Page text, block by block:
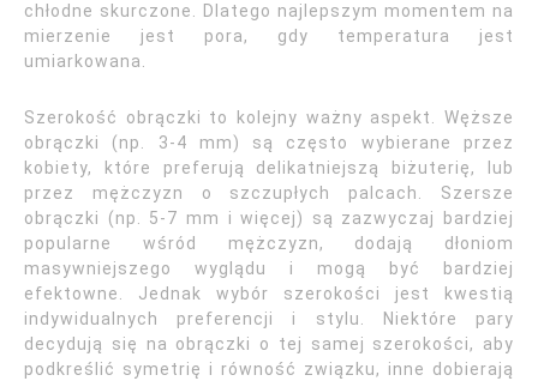
chłodne skurczone. Dlatego najlepszym momentem na
mierzenie jest pora, gdy temperatura jest
umiarkowana.
Szerokość obrączki to kolejny ważny aspekt. Węższe
obrączki (np. 3-4 mm) są często wybierane przez
kobiety, które preferują delikatniejszą biżuterię, lub
przez mężczyzn o szczupłych palcach. Szersze
obrączki (np. 5-7 mm i więcej) są zazwyczaj bardziej
popularne wśród mężczyzn, dodają dłoniom
masywniejszego wyglądu i mogą być bardziej
efektowne. Jednak wybór szerokości jest kwestią
indywidualnych preferencji i stylu. Niektóre pary
decydują się na obrączki o tej samej szerokości, aby
podkreślić symetrię i równość związku, inne dobierają